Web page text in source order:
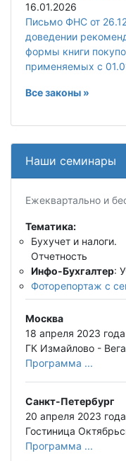
16.01.2026
Письмо ФНС от
доведении
формы книги
применяемых с
Все законы »
Наши семинары
Ежеквартально и
Тематика:
Бухучет и налоги.
Отчетность
Инфо-Бухгалтер:
Фоторепортаж с
Москва
18 апреля 2023 года
ГК Измайлово - Вега
Программа ...
Санкт-Петербург
20 апреля 2023 года
Гостиница
Программа ...